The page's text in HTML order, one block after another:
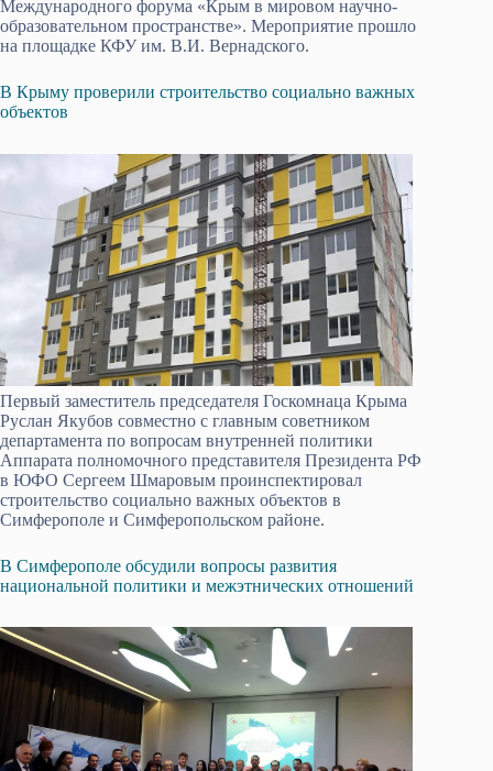
Международного форума «Крым в мировом научно-
образовательном пространстве». Мероприятие прошло
на площадке КФУ им. В.И. Вернадского.
В Крыму проверили строительство социально важных
объектов
Первый заместитель председателя Госкомнаца Крыма
Руслан Якубов совместно с главным советником
департамента по вопросам внутренней политики
Аппарата полномочного представителя Президента РФ
в ЮФО Сергеем Шмаровым проинспектировал
строительство социально важных объектов в
Симферополе и Симферопольском районе.
В Симферополе обсудили вопросы развития
национальной политики и межэтнических отношений